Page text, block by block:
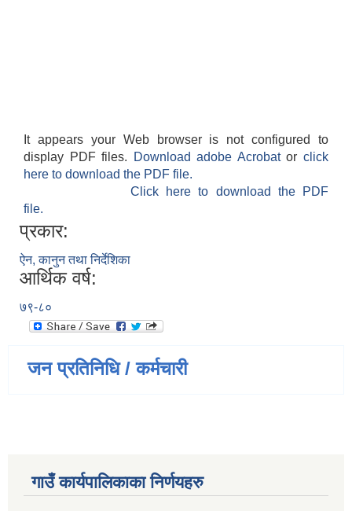
It appears your Web browser is not configured to
display PDF files.
Download adobe Acrobatorclick
here to download the PDF file.
Click here to download the PDF
file.
प्रकार:
ऐन, कानुन तथा निर्देशिका
आर्थिक वर्ष:
७९-८०
जन प्रतिनिधि / कर्मचारी
गाउँ कार्यपालिकाका निर्णयहरु